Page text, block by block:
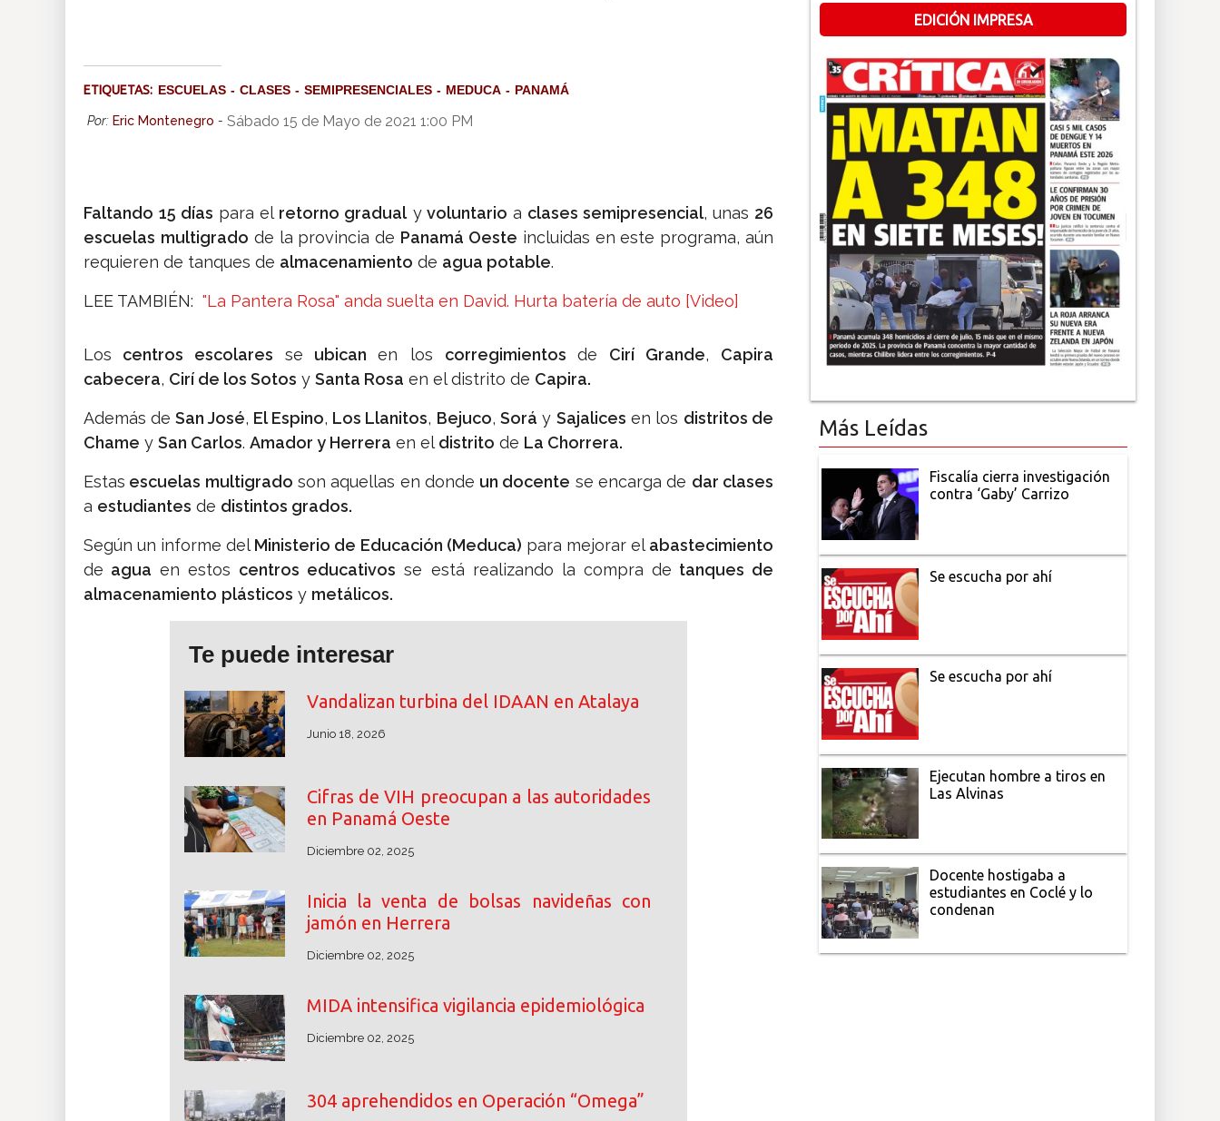
ETIQUETAS: ESCUELAS CLASES SEMIPRESENCIALES MEDUCA PANAMÁ
Por: Eric Montenegro - Sábado 15 de Mayo de 2021 1:00 PM
Faltando 15 días para el retorno gradualyvoluntario a clases semipresencial, unas 26
escuelas multigrado de la provincia de Panamá Oeste incluidas en este programa, aún
requieren de tanques de almacenamiento de agua potable.
LEE TAMBIÉN: "La Pantera Rosa" anda suelta en David. Hurta batería de auto [Video]
Los centros escolares se ubicanen los corregimientos de Cirí Grande, Capira
cabecera, Cirí de los Sotos y Santa Rosa en el distrito de Capira.
Además de San José, El Espino, Los Llanitos, Bejuco,Sorá y Sajalices en los distritos de
Chame y San Carlos. Amador y Herrera en eldistrito de La Chorrera.
Estas escuelas multigrado son aquellas en donde un docente se encarga de dar clases
a estudiantes de distintos grados.
Según un informe delMinisterio de Educación (Meduca) para mejorar elabastecimiento
de agua en estos centros educativos se está realizando la compra de tanques de
almacenamiento plásticos y metálicos.
Te puede interesar
Vandalizan turbina del IDAAN en Atalaya
Junio 18, 2026
Cifras de VIH preocupan a las autoridades
en Panamá Oeste
Diciembre 02, 2025
Inicia la venta de bolsas navideñas con
jamón en Herrera
Diciembre 02, 2025
MIDA intensifica vigilancia epidemiológica
Diciembre 02, 2025
304 aprehendidos en Operación “Omega”
EDICIÓN IMPRESA
Más Leídas
Fiscalía cierra investigación
contra ‘Gaby’ Carrizo
Se escucha por ahí
Se escucha por ahí
Ejecutan hombre a tiros en
Las Alvinas
Docente hostigaba a
estudiantes en Coclé y lo
condenan